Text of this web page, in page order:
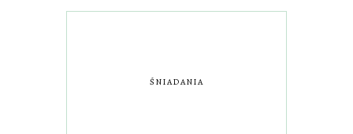
ŚNIADANIA